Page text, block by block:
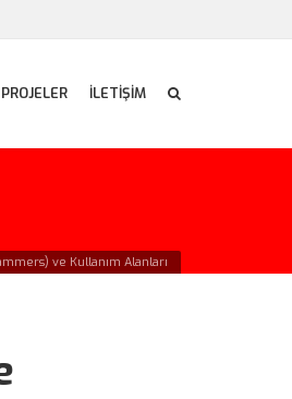
PROJELER İLETİŞİM
ve Kullanım Alanları